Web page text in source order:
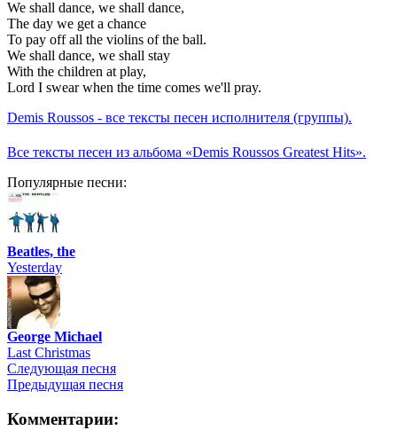
We shall dance, we shall dance,
The day we get a chance
To pay off all the violins of the ball.
We shall dance, we shall stay
With the children at play,
Lord I swear when the time comes we'll pray.
Demis Roussos - все тексты песен исполнителя (группы).
Все тексты песен из альбома «Demis Roussos Greatest Hits».
Популярные песни:
Beatles, the
Yesterday
George Michael
Last Christmas
Следующая песня
Предыдущая песня
Комментарии: